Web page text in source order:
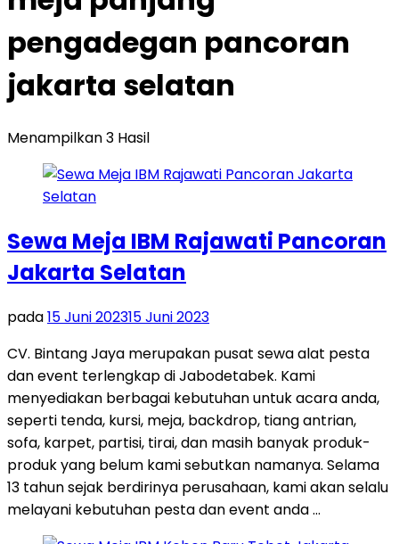
pengadegan pancoran
jakarta selatan
Menampilkan 3 Hasil
Sewa Meja IBM Rajawati Pancoran
Jakarta Selatan
pada15 Juni 202315 Juni 2023
CV. Bintang Jaya merupakan pusat sewa alat pesta
dan event terlengkap di Jabodetabek. Kami
menyediakan berbagai kebutuhan untuk acara anda,
seperti tenda, kursi, meja, backdrop, tiang antrian,
sofa, karpet, partisi, tirai, dan masih banyak produk-
produk yang belum kami sebutkan namanya. Selama
13 tahun sejak berdirinya perusahaan, kami akan selalu
melayani kebutuhan pesta dan event anda …